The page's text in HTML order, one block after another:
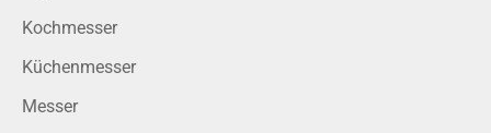
Kochmesser
Küchenmesser
Messer